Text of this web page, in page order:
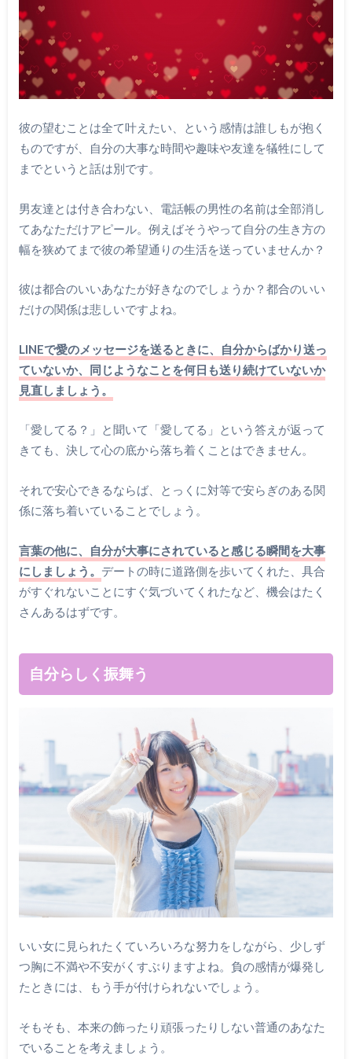
彼の望むことは全て叶えたい、という感情は誰しもが抱く
ものですが、自分の大事な時間や趣味や友達を犠牲にして
までというと話は別です。
男友達とは付き合わない、電話帳の男性の名前は全部消し
てあなただけアピール。例えばそうやって自分の生き方の
幅を狭めてまで彼の希望通りの生活を送っていませんか？
彼は都合のいいあなたが好きなのでしょうか？都合のいい
だけの関係は悲しいですよね。
LINEで愛のメッセージを送るときに、自分からばかり送っ
ていないか、同じようなことを何日も送り続けていないか
見直しましょう。
「愛してる？」と聞いて「愛してる」という答えが返って
きても、決して心の底から落ち着くことはできません。
それで安心できるならば、とっくに対等で安らぎのある関
係に落ち着いていることでしょう。
言葉の他に、自分が大事にされていると感じる瞬間を大事
にしましょう。 デートの時に道路側を歩いてくれた、具合
がすぐれないことにすぐ気づいてくれたなど、機会はたく
さんあるはずです。
自分らしく振舞う
いい女に見られたくていろいろな努力をしながら、少しず
つ胸に不満や不安がくすぶりますよね。負の感情が爆発し
たときには、もう手が付けられないでしょう。
そもそも、本来の飾ったり頑張ったりしない普通のあなた
でいることを考えましょう。